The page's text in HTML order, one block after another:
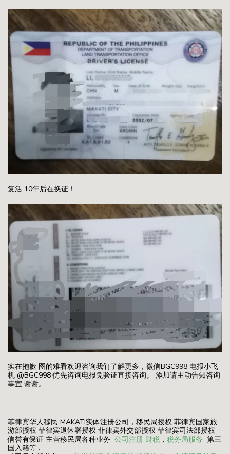
复活 10年后在换证！
实在抱歉 图的难看欢迎咨询我们了解更多，微信BGC998 电报小飞
机 @BGC998 优先咨询电报免验证直接咨询。 添加请主动告知咨询
事宜 谢谢。
菲律宾华人移民 MAKATI实体注册公司，移民局授权 菲律宾国家旅
游部授权 菲律宾退休署授权 菲律宾外交部授权 菲律宾司法部授权
信誉有保证 主营移民局各种业务 公司注册 财税 ， 税务局服务 第三
国入籍等 .